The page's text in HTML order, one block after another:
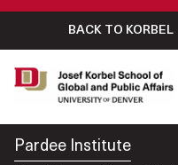
BACK TO KORBEL
Pardee Institute